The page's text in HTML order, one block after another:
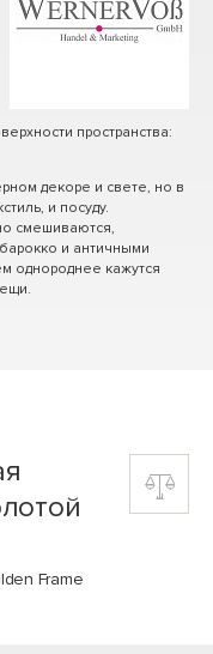
пространства:
декоре и свете, но в
и посуду.
смешиваются,
и античными
однороднее кажутся
Frame